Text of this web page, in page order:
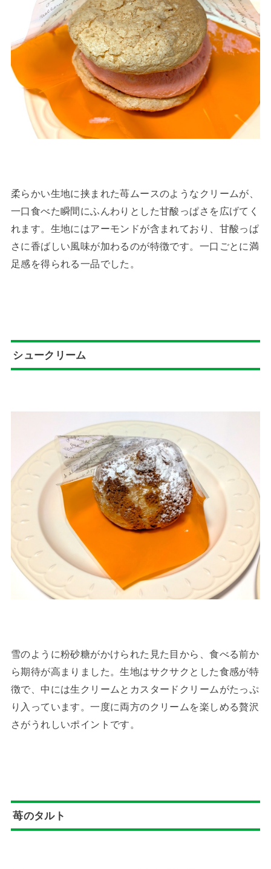
柔らかい生地に挟まれた苺ムースのようなクリームが、
一口食べた瞬間にふんわりとした甘酸っぱさを広げてく
れます。生地にはアーモンドが含まれており、甘酸っぱ
さに香ばしい風味が加わるのが特徴です。一口ごとに満
足感を得られる一品でした。
シュークリーム
雪のように粉砂糖がかけられた見た目から、食べる前か
ら期待が高まりました。生地はサクサクとした食感が特
徴で、中には生クリームとカスタードクリームがたっぷ
り入っています。一度に両方のクリームを楽しめる贅沢
さがうれしいポイントです。
苺のタルト